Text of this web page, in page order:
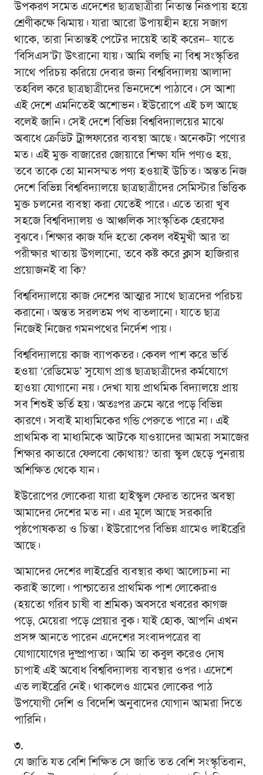
উপকরণ সমেত এদেশের ছাত্রছাত্রীরা নিতান্ত নিরূপায় হয়ে
শ্রেণীকক্ষে ঝিমায়। যারা আরো উপায়হীন হয়ে সজাগ
থাকে, তারা নিতান্তই পেটের দায়েই তাই করেন– যাতে
‘বিসিএস’টা উৎরানো যায়। আমি বলছি না বিশ্ব সংস্কৃতির
সাথে পরিচয় করিয়ে দেবার জন্য বিশ্ববিদ্যালয় আলাদা
তহবিল করে ছাত্রছাত্রীদের ভিনদেশে পাঠাবে। সে আশা
এই দেশে এমনিতেই অশোভন। ইউরোপে এই চল আছে
বলেই জানি। সেই দেশে বিভিন্ন বিশ্ববিদ্যালয়ের মাঝে
অবাধে ক্রেডিট ট্রান্সফারের ব্যবস্থা আছে। অনেকটা পণ্যের
মত। এই মুক্ত বাজারের জোয়ারে শিক্ষা যদি পণ্যও হয়,
তবে তাকে তো মানসম্মত পণ্য হওয়াই উচিত। অন্তত নিজ
দেশে বিভিন্ন বিশ্ববিদ্যালয়ে ছাত্রছাত্রীদের সেমিস্টার ভিত্তিক
মুক্ত চলনের ব্যবস্থা করা যেতেই পারে। এতে তারা খুব
সহজে বিশ্ববিদ্যালয় ও আঞ্চলিক সাংস্কৃতিক হেরফের
বুঝবে। শিক্ষার কাজ যদি হতো কেবল বইমুখী আর তা
পরীক্ষার খাতায় উগলানো, তবে কষ্ট করে ক্লাস হাজিরার
প্রয়োজনই বা কি?
বিশ্ববিদ্যালয়ে কাজ দেশের আত্মার সাথে ছাত্রদের পরিচয়
করানো। অন্তত সরলতম পথ বাতলানো। যাতে ছাত্র
নিজেই নিজের গমনপথের নির্দেশ পায়।
বিশ্ববিদ্যালয়ে কাজ ব্যাপকতর। কেবল পাশ করে ভর্তি
হওয়া ‘রেডিমেড’ সুযোগ প্রাপ্ত ছাত্রছাত্রীদের কর্মযোগে
হাওয়া যোগানো নয়। দেখা যায় প্রাথমিক বিদ্যালয়ে প্রায়
সব শিশুই ভর্তি হয়। অতঃপর ক্রমে ঝরে পড়ে বিভিন্ন
কারণে। সবাই মাধ্যমিকের গন্ডি পেরুতে পারে না। এই
প্রাথমিক বা মাধ্যমিকে আটকে যাওয়াদের আমরা সমাজের
শিক্ষার কাতারে ফেলবো কোথায়? তারা স্কুল ছেড়ে পুনরায়
অশিক্ষিত থেকে যান।
ইউরোপের লোকেরা যারা হাইস্কুল ফেরত তাদের অবস্থা
আমাদের দেশের মত না। এর মূলে আছে সরকারি
পৃষ্ঠপোষকতা ও চিন্তা। ইউরোপের বিভিন্ন গ্রামেও লাইব্রেরি
আছে।
আমাদের দেশের লাইব্রেরি ব্যবস্থার কথা আলোচনা না
করাই ভালো। পাশ্চাত্যের প্রাথমিক পাশ লোকেরাও
(হয়তো গরিব চাষী বা শ্রমিক) অবসরে খবরের কাগজ
পড়ে, মেয়েরা পড়ে প্রেয়ার বুক। যাই হোক, আপনি এখন
প্রসঙ্গ আনতে পারেন এদেশের সংবাদপত্রের বা
যোগাযোগের দুষ্প্রাপ্যতা। আমি তা কবুল করেও দোষ
চাপাই এই অবোধ বিশ্ববিদ্যালয় ব্যবস্থার ওপর। এদেশে
এত লাইব্রেরি নেই। থাকলেও গ্রামের লোকের পাঠ
উপযোগী দেশি ও বিদেশি অনুবাদের যোগান আমরা দিতে
পারিনি।
৩.
যে জাতি যত বেশি শিক্ষিত সে জাতি তত বেশি সংস্কৃতিবান,